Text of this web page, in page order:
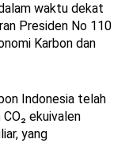
waktu dekat
Presiden No 110
Karbon dan
Indonesia telah
ekuivalen
yang